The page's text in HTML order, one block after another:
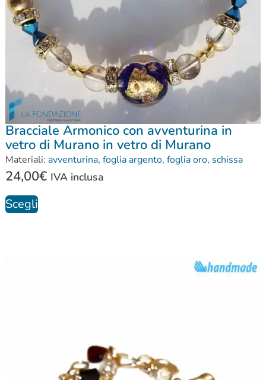
Bracciale Armonico con avventurina in
vetro di Murano in vetro di Murano
Materiali: avventurina, foglia argento, foglia oro, schissa
24,00€ IVA inclusa
Scegli